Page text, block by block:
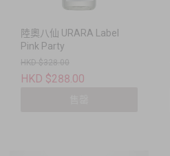
陸奧八仙 URARA Label
Pink Party
HKD $328.00
HKD $288.00